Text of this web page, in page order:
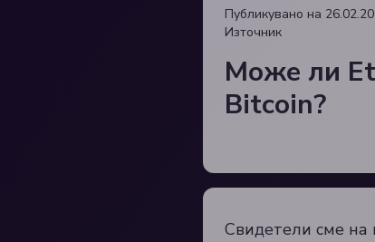
Публикувано на
Източник
Може ли
Bitcoin?
Свидетели сме на